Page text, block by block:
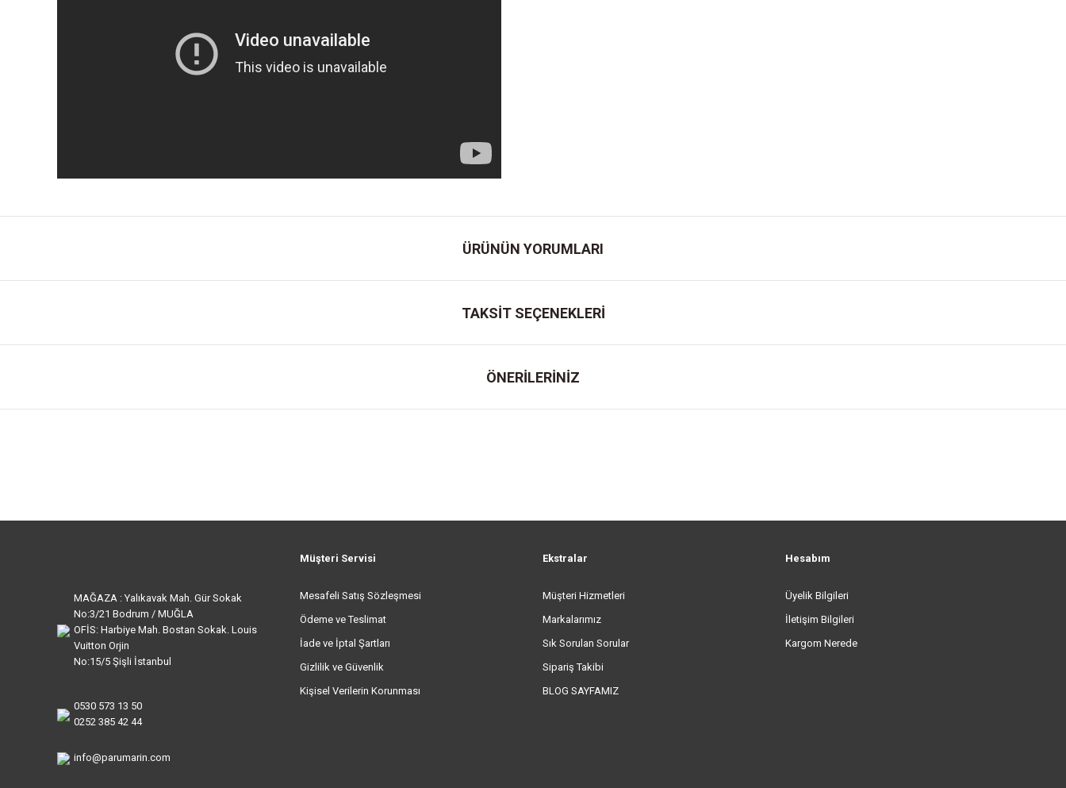
ÜRÜNÜN YORUMLARI
TAKSİT SEÇENEKLERİ
ÖNERİLERİNİZ
MAĞAZA : Yalıkavak Mah. Gür Sokak
No:3/21 Bodrum / MUĞLA
OFİS: Harbiye Mah. Bostan Sokak. Louis
Vuitton Orjin
No:15/5 Şişli İstanbul
0530 573 13 50
0252 385 42 44
info@parumarin.com
Müşteri Servisi
Mesafeli Satış Sözleşmesi
Ödeme ve Teslimat
İade ve İptal Şartları
Gizlilik ve Güvenlik
Kişisel Verilerin Korunması
Ekstralar
Müşteri Hizmetleri
Markalarımız
Sık Sorulan Sorular
Sipariş Takibi
BLOG SAYFAMIZ
Hesabım
Üyelik Bilgileri
İletişim Bilgileri
Kargom Nerede